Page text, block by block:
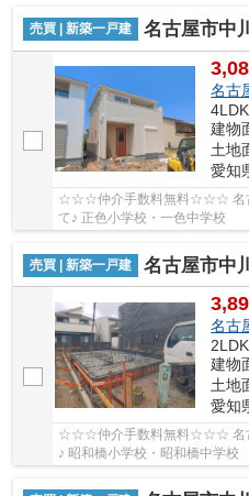
売買 | 新築一戸建 名古屋市中川区下之一色町字
名古
4LDK
建物
土地
愛知
☆☆☆仲介手数料無料☆☆☆ 名古
て♪ 正色小学校・一色中学校
売買 | 新築一戸建 名古屋市中川区中野新町６
名古
2LDK
建物
土地
愛知
☆☆☆仲介手数料無料☆☆☆ 名古
♪ 昭和橋小学校・昭和橋中学校